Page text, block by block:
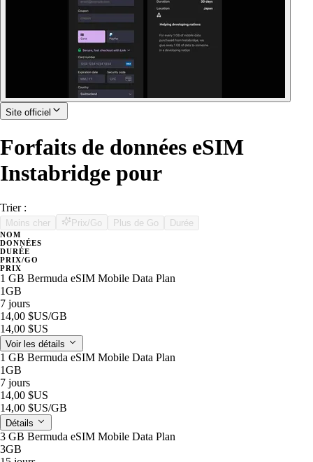
Site officiel
Forfaits de données eSIM
Instabridge pour
Trier :
Moins cher Prix/Go Plus de Go Durée
NOM
DONNÉES
DURÉE
PRIX/GO
PRIX
1 GB Bermuda eSIM Mobile Data Plan
1GB
7 jours
14,00 $US/GB
14,00 $US
Voir les détails
1 GB Bermuda eSIM Mobile Data Plan
1GB
7 jours
14,00 $US
14,00 $US/GB
Détails
3 GB Bermuda eSIM Mobile Data Plan
3GB